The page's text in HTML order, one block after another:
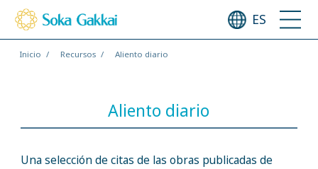
ES
Inicio Recursos Aliento diario
Aliento diario
Una selección de citas de las obras publicadas de